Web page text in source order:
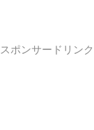
スポンサードリンク